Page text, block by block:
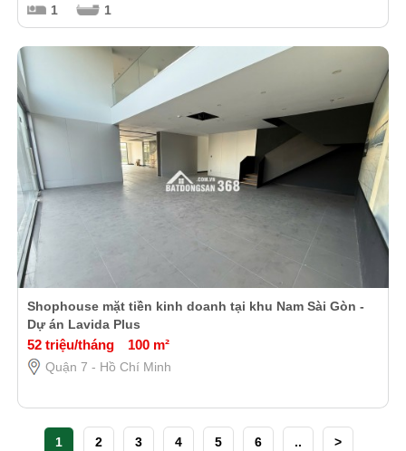
1
1
Shophouse mặt tiền kinh doanh tại khu Nam Sài Gòn -
Dự án Lavida Plus
52 triệu/tháng 100 m²
Quận 7 - Hồ Chí Minh
1 2 3 4 5 6 .. >